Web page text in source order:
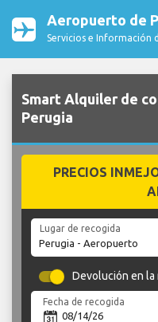
Aeropuerto de
Servicios e Información
Smart Alquiler de
Perugia
PRECIOS
Lugar de recogida
Devolución en la
Fecha de recogida